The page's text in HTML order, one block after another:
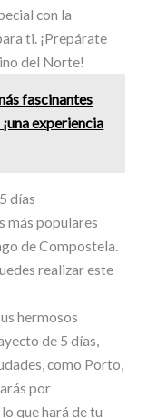
con la
ti. ¡Prepárate
del Norte!
fascinantes
experiencia
días
más populares
de Compostela.
realizar este
hermosos
de 5 días,
como Porto,
por
que hará de tu